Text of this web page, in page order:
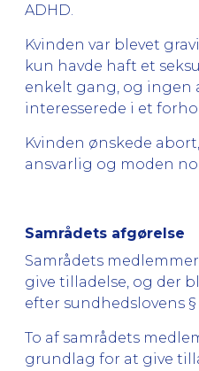
ADHD.
Kvinden var blevet
kun havde haft et
enkelt gang, og ingen
interesserede i et
Kvinden ønskede
ansvarlig og moden
Samrådets afgørelse
Samrådets
give tilladelse, og der
efter sundhedslovens §
To af samrådets
grundlag for at give